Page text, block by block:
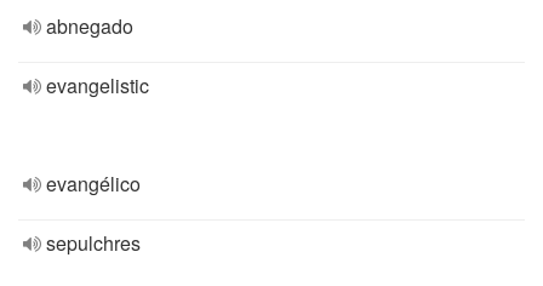
abnegado
evangelistic
evangélico
sepulchres